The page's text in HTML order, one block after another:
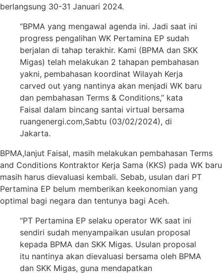
berlangsung 30-31 Januari 2024.
“BPMA yang mengawal agenda ini. Jadi saat ini
progress pengalihan WK Pertamina EP sudah
berjalan di tahap terakhir. Kami (BPMA dan SKK
Migas) telah melakukan 2 tahapan pembahasan
yakni, pembahasan koordinat Wilayah Kerja
carved out yang nantinya akan menjadi WK baru
dan pembahasan Terms & Conditions,” kata
Faisal dalam bincang santai virtual bersama
ruangenergi.com,Sabtu (03/02/2024), di
Jakarta.
BPMA,lanjut Faisal, masih melakukan pembahasan Terms
and Conditions Kontraktor Kerja Sama (KKS) pada WK baru
masih harus dievaluasi kembali. Sebab, usulan dari PT
Pertamina EP belum memberikan keekonomian yang
optimal bagi negara dan tentunya bagi Aceh.
“PT Pertamina EP selaku operator WK saat ini
sendiri sudah menyampaikan usulan proposal
kepada BPMA dan SKK Migas. Usulan proposal
itu nantinya akan dievaluasi bersama oleh BPMA
dan SKK Migas, guna mendapatkan